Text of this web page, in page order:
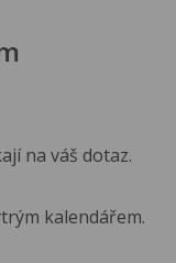
na váš dotaz.
kalendářem.